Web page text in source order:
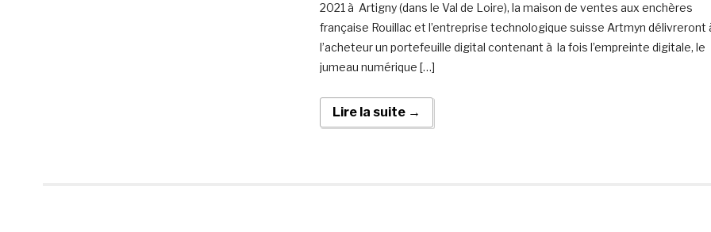
2021 à Artigny (dans le Val de Loire), la maison de ventes aux enchères
française Rouillac et l’entreprise technologique suisse Artmyn délivreront
l’acheteur un portefeuille digital contenant à la fois l’empreinte digitale, le
jumeau numérique […]
Lire la suite →